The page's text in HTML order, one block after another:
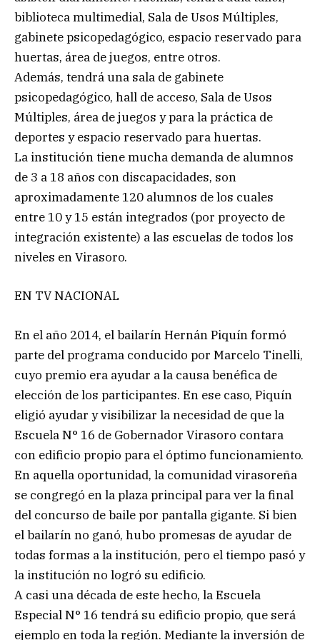
biblioteca multimedial, Sala de Usos Múltiples,
gabinete psicopedagógico, espacio reservado para
huertas, área de juegos, entre otros.
Además, tendrá una sala de gabinete
psicopedagógico, hall de acceso, Sala de Usos
Múltiples, área de juegos y para la práctica de
deportes y espacio reservado para huertas.
La institución tiene mucha demanda de alumnos
de 3 a 18 años con discapacidades, son
aproximadamente 120 alumnos de los cuales
entre 10 y 15 están integrados (por proyecto de
integración existente) a las escuelas de todos los
niveles en Virasoro.
EN TV NACIONAL
En el año 2014, el bailarín Hernán Piquín formó
parte del programa conducido por Marcelo Tinelli,
cuyo premio era ayudar a la causa benéfica de
elección de los participantes. En ese caso, Piquín
eligió ayudar y visibilizar la necesidad de que la
Escuela N° 16 de Gobernador Virasoro contara
con edificio propio para el óptimo funcionamiento.
En aquella oportunidad, la comunidad virasoreña
se congregó en la plaza principal para ver la final
del concurso de baile por pantalla gigante. Si bien
el bailarín no ganó, hubo promesas de ayudar de
todas formas a la institución, pero el tiempo pasó y
la institución no logró su edificio.
A casi una década de este hecho, la Escuela
Especial N° 16 tendrá su edificio propio, que será
ejemplo en toda la región. Mediante la inversión de